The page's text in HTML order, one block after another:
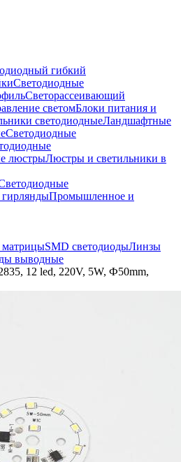
гибкий
Светодиодные
Светорассеивающий
светомБлоки питания и
светодиодныеЛандшафтные
Светодиодные
люстрыЛюстры и светильники в
Промышленное и
SMD светодиодыЛинзы
выводные
12 led, 220V, 5W, Ф50mm,